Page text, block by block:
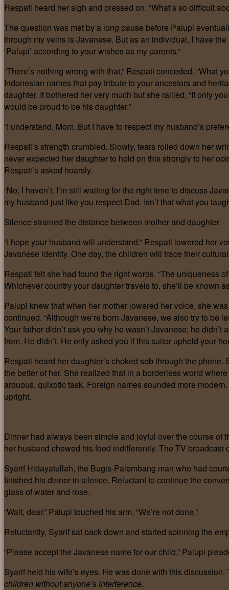
Respati heard her sigh and pressed on. “What’s so difficult
The question was met by a long pause before Palupi
through my veins is Javanese. But as an individual, I have
‘Palupi’ according to your wishes as my parents.”
“There’s nothing wrong with that,” Respati conceded. “What
Indonesian names that pay tribute to your ancestors and
daughter. It bothered her very much but she rallied, “If only
would be proud to be his daughter.”
“I understand, Mom. But I have to respect my husband’s
Respati’s strength crumbled. Slowly, tears rolled down her
never expected her daughter to hold on this strongly to her
Respati’s asked hoarsly.
“No, I haven’t. I’m still waiting for the right time to discuss
my husband just like you respect Dad. Isn’t that what you
Silence strained the distance between mother and daughter.
“I hope your husband will understand.” Respati lowered her
Javanese identity. One day, the children will trace their
Respati felt she had found the right words. “The uniqueness
Whichever country your daughter travels to, she’ll be known
Palupi knew that when her mother lowered her voice, she
continued. “Although we’re born Javanese, we also try to
Your father didn’t ask you why he wasn’t Javanese; he
from. He didn’t. He only asked you if this suitor upheld your
Respati heard her daughter’s choked sob through the
the better of her. She realized that in a borderless world
arduous, quixotic task. Foreign names sounded more
upright.
Dinner had always been simple and joyful over the course
her husband chewed his food indifferently. The TV
Syarif Hidayatullah, the Bugis-Palembang man who had
finished his dinner in silence. Reluctant to continue the
glass of water and rose.
“Wait, dear.” Palupi touched his arm. “We’re not done.”
Reluctantly, Syarif sat back down and started spinning the
“Please accept the Javanese name for our child,” Palupi
Syarif held his wife’s eyes. He was done with this
children without anyone’s interference.